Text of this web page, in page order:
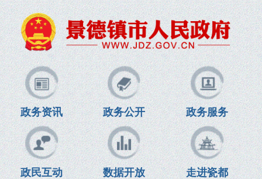
政务资讯 政务公开 政务服务
政民互动 数据开放 走进瓷都